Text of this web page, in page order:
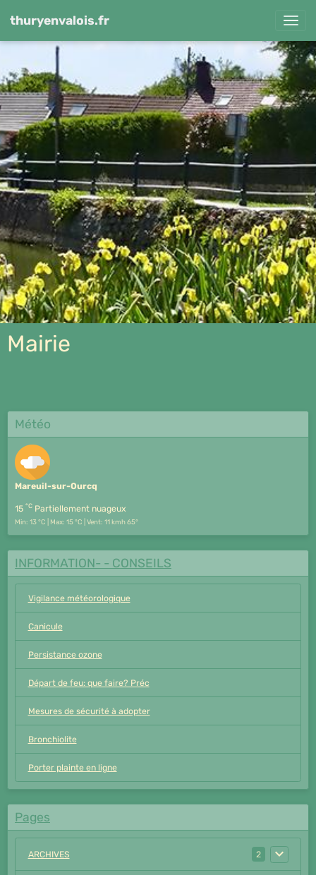
thuryenvalois.fr
Mairie
Météo
Mareuil-sur-Ourcq
15 °C Partiellement nuageux
Min: 13 °C | Max: 15 °C | Vent: 11 kmh 65°
INFORMATION- - CONSEILS
Vigilance météorologique
Canicule
Persistance ozone
Départ de feu: que faire? Préc
Mesures de sécurité à adopter
Bronchiolite
Porter plainte en ligne
Pages
ARCHIVES 2